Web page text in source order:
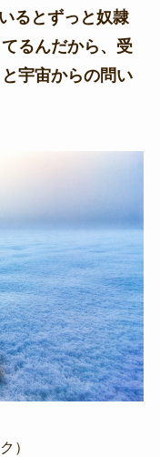
るとずっと奴隷
るんだから、受
宇宙からの問い
）